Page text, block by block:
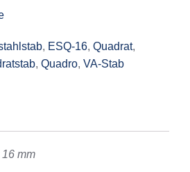
, ESQ-16, Quadrat,
, Quadro, VA-Stab
mm